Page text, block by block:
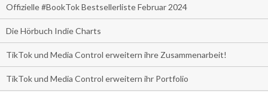
Offizielle #BookTok Bestsellerliste Februar 2024
Die Hörbuch Indie Charts
TikTok und Media Control erweitern ihre Zusammenarbeit!
TikTok und Media Control erweitern ihr Portfolio